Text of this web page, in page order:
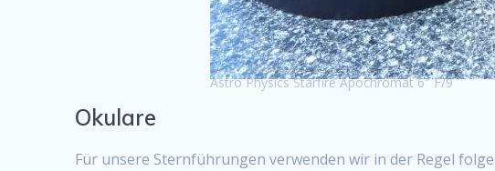
Astro Physics Starfire Apochromat 6″ F/9
Okulare
Für unsere Sternführungen verwenden wir in der Regel